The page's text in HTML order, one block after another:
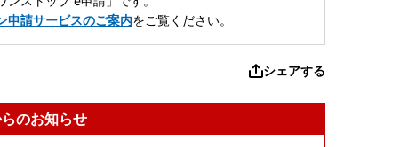
申請サービスのご案内をご覧ください。
シェアする
のお知らせ